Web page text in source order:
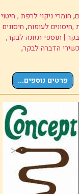
ניקוי לרפת , חיטוי
לעופות,חיסונים
| תוספי תזונה לבקר,
הדברה לבקר,
פרטים נוספים...